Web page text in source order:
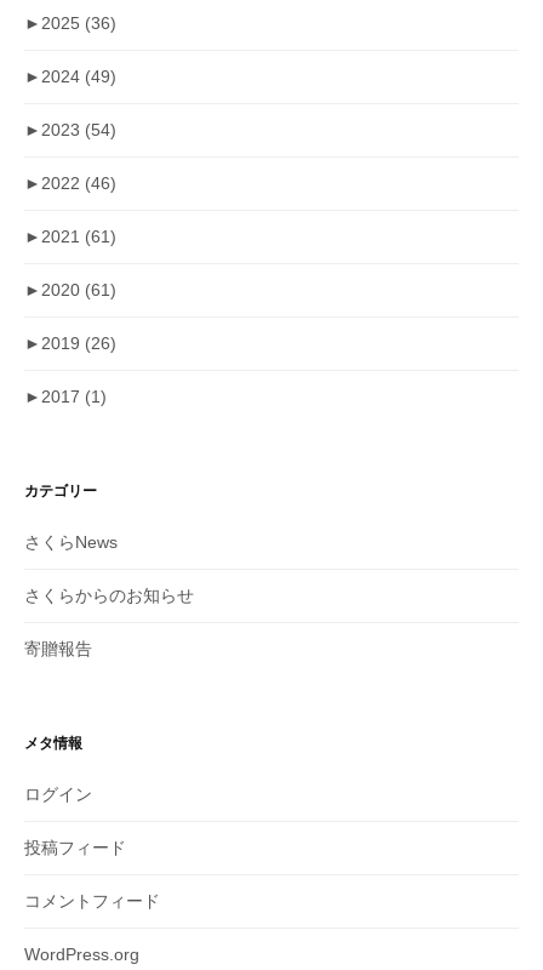
► 2025 (36)
► 2024 (49)
► 2023 (54)
► 2022 (46)
► 2021 (61)
► 2020 (61)
► 2019 (26)
► 2017 (1)
カテゴリー
さくらNews
さくらからのお知らせ
寄贈報告
メタ情報
ログイン
投稿フィード
コメントフィード
WordPress.org